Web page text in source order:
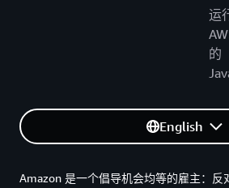
运
的
English
Amazon 是一个倡导机会均等的雇主：反